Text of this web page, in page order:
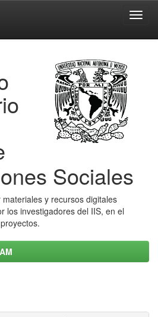
Sociales
y recursos digitales
los investigadores del IIS, en el